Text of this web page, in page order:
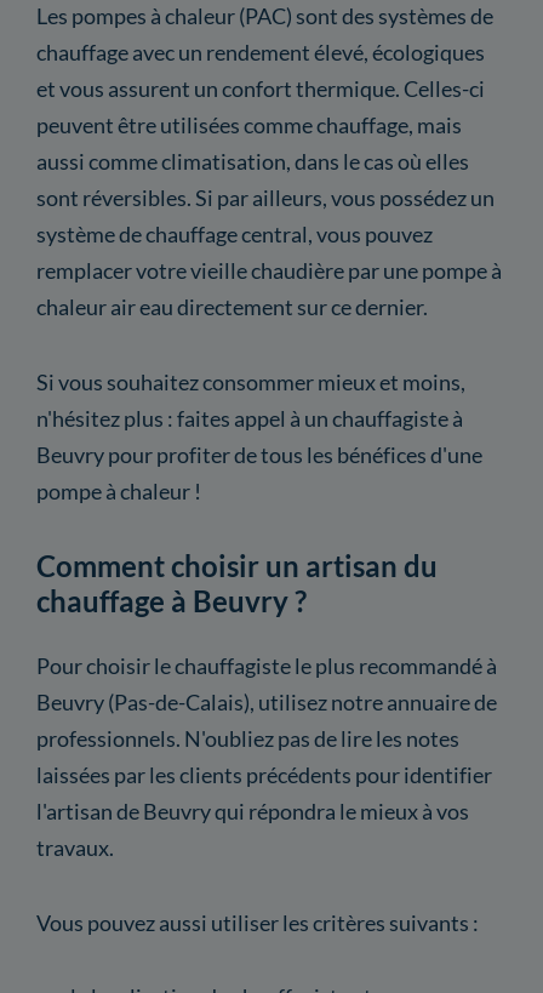
Les pompes à chaleur (PAC) sont des systèmes de
chauffage avec un rendement élevé, écologiques
et vous assurent un confort thermique. Celles-ci
peuvent être utilisées comme chauffage, mais
aussi comme climatisation, dans le cas où elles
sont réversibles. Si par ailleurs, vous possédez un
système de chauffage central, vous pouvez
remplacer votre vieille chaudière par une pompe à
chaleur air eau directement sur ce dernier.
Si vous souhaitez consommer mieux et moins,
n'hésitez plus : faites appel à un chauffagiste à
Beuvry pour profiter de tous les bénéfices d'une
pompe à chaleur !
Comment choisir un artisan du
chauffage à Beuvry ?
Pour choisir le chauffagiste le plus recommandé à
Beuvry (Pas-de-Calais), utilisez notre annuaire de
professionnels. N'oubliez pas de lire les notes
laissées par les clients précédents pour identifier
l'artisan de Beuvry qui répondra le mieux à vos
travaux.
Vous pouvez aussi utiliser les critères suivants :